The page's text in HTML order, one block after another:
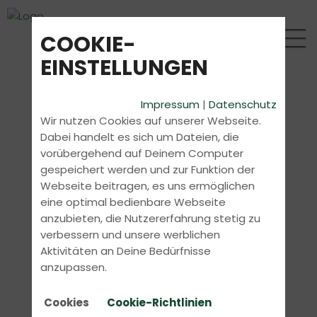
COOKIE-
EINSTELLUNGEN
Impressum |Datenschutz
Wir nutzen Cookies auf unserer Webseite.
Dabei handelt es sich um Dateien, die
vorübergehend auf Deinem Computer
gespeichert werden und zur Funktion der
Webseite beitragen, es uns ermöglichen
eine optimal bedienbare Webseite
anzubieten, die Nutzererfahrung stetig zu
verbessern und unsere werblichen
Aktivitäten an Deine Bedürfnisse
anzupassen.
Cookies Cookie-Richtlinien